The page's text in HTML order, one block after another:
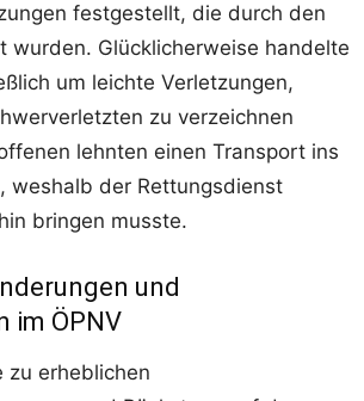
festgestellt, die durch den
wurden. Glücklicherweise handelte
um leichte Verletzungen,
zu verzeichnen
lehnten einen Transport ins
weshalb der Rettungsdienst
bringen musste.
und
im ÖPNV
zu erheblichen